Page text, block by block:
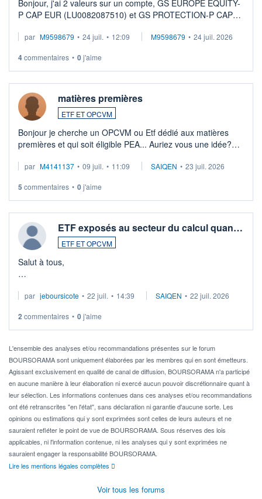
Bonjour, j'ai 2 valeurs sur un compte, GS EUROPE EQUITY-
P CAP EUR (LU0082087510) et GS PROTECTION-P CAP
veux procéder à la vente, on me signale ...
par M9598679 • 24 juil. • 12:09 M9598679 • 24 juil. 2026
4commentaires • 0j'aime
matières premières
ETF ET OPCVM
Bonjour je cherche un OPCVM ou Etf dédié aux matières
premières et qui soit éligible PEA... Auriez vous une idée?
par M4141137 • 09 juil. • 11:09 SAIQEN • 23 juil. 2026
5 commentaires • 0j'aime
ETF exposés au secteur du calcul quan…
ETF ET OPCVM
Salut à tous,
via un ETF plutôt que des actions individuelles.
Idéalement, je voudrais qu'il soit éligible au PEA.
Pour l' ...
par jeboursicote • 22 juil. • 14:39 SAIQEN • 22 juil. 2026
2 commentaires • 0j'aime
L'ensemble des analyses et/ou recommandations présentes sur le forum
BOURSORAMA sont uniquement élaborées par les membres qui en sont émetteurs.
Agissant exclusivement en qualité de canal de diffusion, BOURSORAMA n'a participé
en aucune manière à leur élaboration ni exercé aucun pouvoir discrétionnaire quant à
leur sélection. Les informations contenues dans ces analyses et/ou recommandations
ont été retranscrites "en l'état", sans déclaration ni garantie d'aucune sorte. Les
opinions ou estimations qui y sont exprimées sont celles de leurs auteurs et ne
sauraient refléter le point de vue de BOURSORAMA. Sous réserves des lois
applicables, ni l'information contenue, ni les analyses qui y sont exprimées ne
sauraient engager la responsabilité BOURSORAMA.
Lire les mentions légales complètes
Voir tous les forums